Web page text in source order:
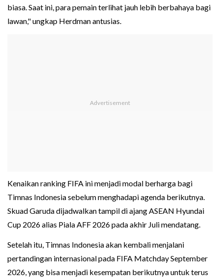
biasa. Saat ini, para pemain terlihat jauh lebih berbahaya bagi
lawan," ungkap Herdman antusias.
Kenaikan ranking FIFA ini menjadi modal berharga bagi
Timnas Indonesia sebelum menghadapi agenda berikutnya.
Skuad Garuda dijadwalkan tampil di ajang ASEAN Hyundai
Cup 2026 alias Piala AFF 2026 pada akhir Juli mendatang.
Setelah itu, Timnas Indonesia akan kembali menjalani
pertandingan internasional pada FIFA Matchday September
2026, yang bisa menjadi kesempatan berikutnya untuk terus